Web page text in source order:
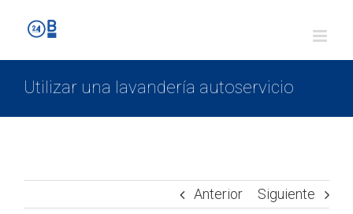
Utilizar una lavandería autoservicio
Anterior Siguiente